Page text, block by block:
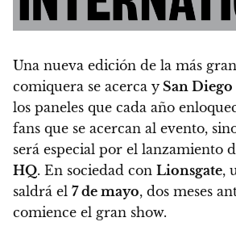
Una nueva edición de la más
comiquera se acerca y San Diego
los paneles que cada año
fans que se acercan al evento,
será especial por el lanzamiento
HQ. En sociedad con Lionsgate,
saldrá el 7 de mayo, dos meses
comience el gran show.